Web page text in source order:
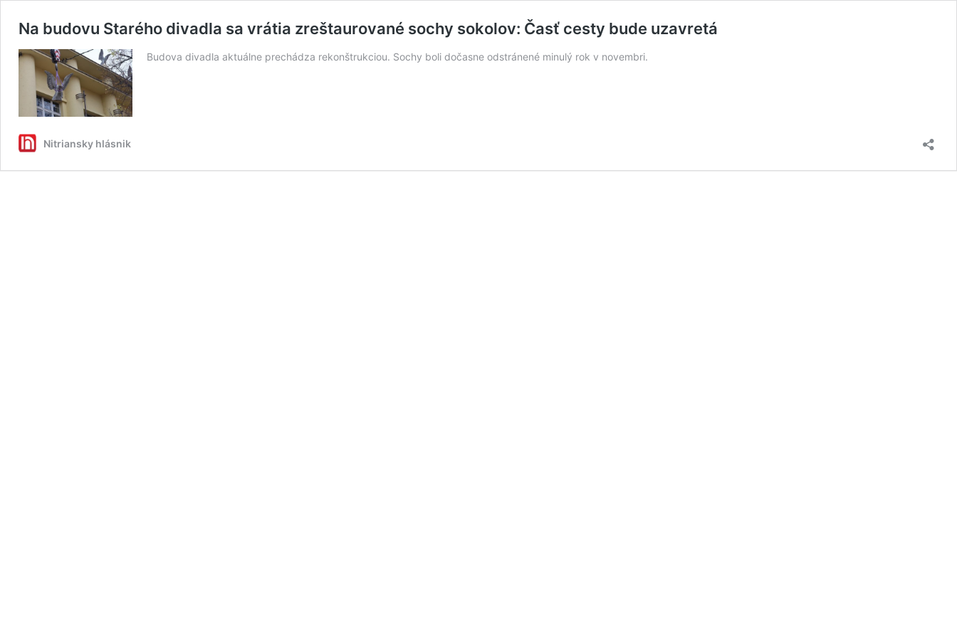
Na budovu Starého divadla sa vrátia zreštaurované sochy sokolov: Časť cesty bude uzavretá
Budova divadla aktuálne prechádza rekonštrukciou. Sochy boli dočasne odstránené minulý rok v novembri.
Nitriansky hlásnik